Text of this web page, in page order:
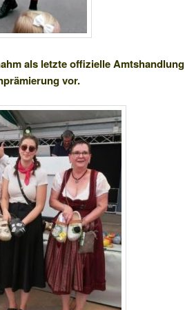
als letzte offizielle Amtshandlung
vor.